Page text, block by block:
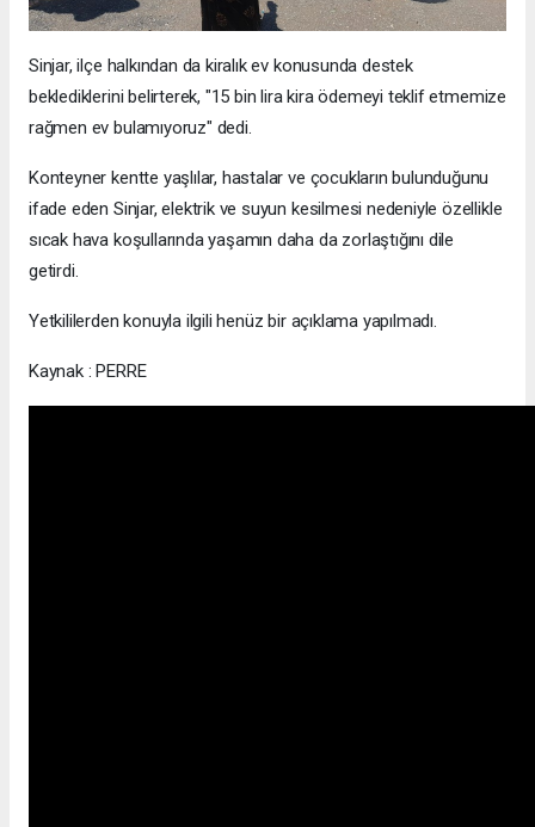
Sinjar, ilçe halkından da kiralık ev konusunda destek
beklediklerini belirterek, "15 bin lira kira ödemeyi teklif etmemize
rağmen ev bulamıyoruz" dedi.
Konteyner kentte yaşlılar, hastalar ve çocukların bulunduğunu
ifade eden Sinjar, elektrik ve suyun kesilmesi nedeniyle özellikle
sıcak hava koşullarında yaşamın daha da zorlaştığını dile
getirdi.
Yetkililerden konuyla ilgili henüz bir açıklama yapılmadı.
Kaynak : PERRE